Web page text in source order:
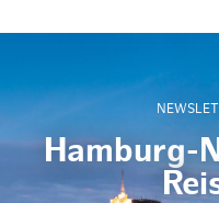
Hamburg-